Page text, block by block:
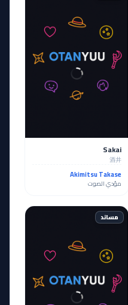
Sakai
酒井
Akimitsu Takase
مؤدي الصوت
مساند